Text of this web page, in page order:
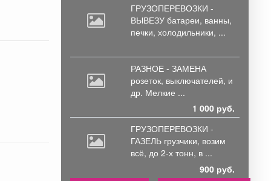
ГРУЗОПЕРЕВОЗКИ -
ВЫВЕЗУ батареи, ванны,
печки, холодильники, ...
РАЗНОЕ - ЗАМЕНА
розеток, выключателей, и
др. Мелкие ...
1 000 руб.
ГРУЗОПЕРЕВОЗКИ -
ГАЗЕЛЬ грузчики, возим
всё, до 2-х тонн, в ...
900 руб.